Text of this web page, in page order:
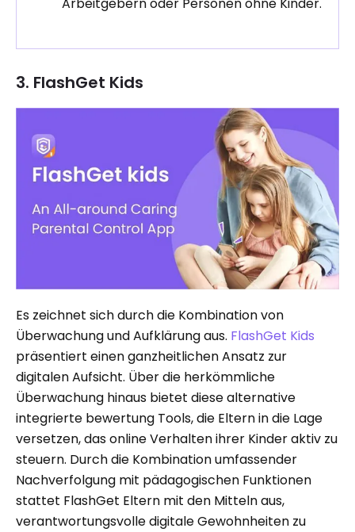
Arbeitgebern oder Personen ohne Kinder.
3. FlashGet Kids
Es zeichnet sich durch die Kombination von
Überwachung und Aufklärung aus. FlashGet Kids
präsentiert einen ganzheitlichen Ansatz zur
digitalen Aufsicht. Über die herkömmliche
Überwachung hinaus bietet diese alternative
integrierte bewertung Tools, die Eltern in die Lage
versetzen, das online Verhalten ihrer Kinder aktiv zu
steuern. Durch die Kombination umfassender
Nachverfolgung mit pädagogischen Funktionen
stattet FlashGet Eltern mit den Mitteln aus,
verantwortungsvolle digitale Gewohnheiten zu